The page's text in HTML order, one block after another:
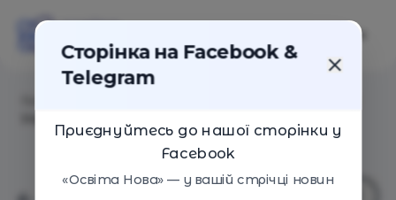
Сторінка на Facebook &
Telegram
Приєднуйтесь до нашої сторінки у
Facebook
«Освіта Нова» — у вашій стрічці новин